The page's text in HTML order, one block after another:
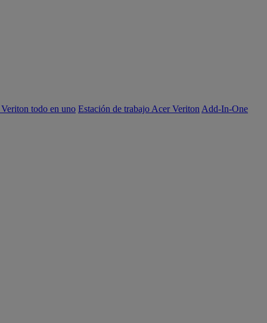
todo en uno Estación de trabajo Acer Veriton Add-In-One